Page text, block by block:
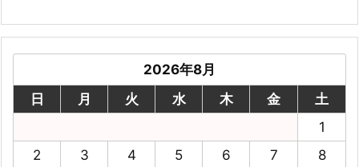
2026年8月
日
月 火 水 木 金
土
1
2
3 4 5 6 7
8